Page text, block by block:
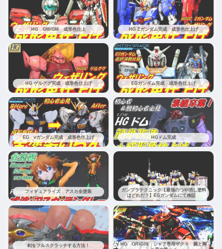
HG GM/GM 成形色仕上 HG Zガンダム完成 成形色仕上げ
HG ゲルググ完成 成形色仕上げ EGガンダム完成 成形色仕上げ
EG νガンダム完成 成形色仕上げ HGドム完成
フィギュアライズ アスカ全塗装
ガンプラテクニック【最強のつや消し塗料
はどれだ？】EGガンダムにて検証
剣をフルスクラッチする方法！
HG ORIGIN シャア専用ザクⅡ 腕と脚